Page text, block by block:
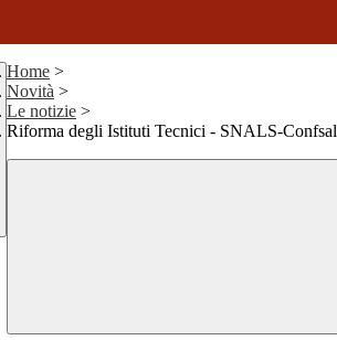
Home >
Novità >
Le notizie >
Riforma degli Istituti Tecnici - SNALS-